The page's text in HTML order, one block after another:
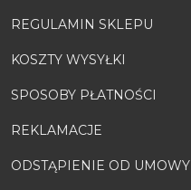
REGULAMIN SKLEPU
KOSZTY WYSYŁKI
SPOSOBY PŁATNOŚCI
REKLAMACJE
ODSTĄPIENIE OD UMOWY